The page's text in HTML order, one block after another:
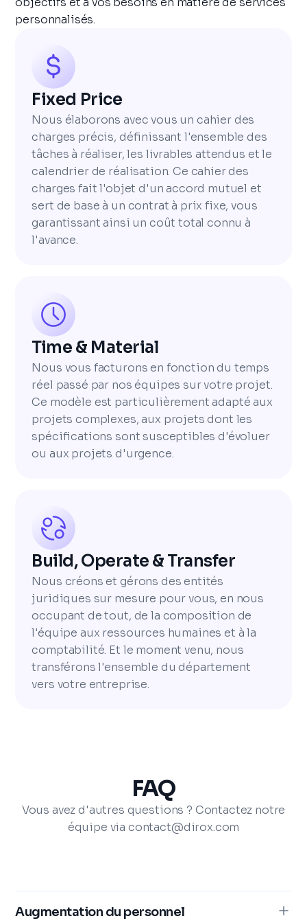
personnalisés.
Fixed Price
Nous élaborons avec vous un cahier des
charges précis, définissant l'ensemble des
tâches à réaliser, les livrables attendus et le
calendrier de réalisation. Ce cahier des
charges fait l'objet d'un accord mutuel et
sert de base à un contrat à prix fixe, vous
garantissant ainsi un coût total connu à
l'avance.
Time & Material
Nous vous facturons en fonction du temps
réel passé par nos équipes sur votre projet.
Ce modèle est particulièrement adapté aux
projets complexes, aux projets dont les
spécifications sont susceptibles d'évoluer
ou aux projets d'urgence.
Build, Operate & Transfer
Nous créons et gérons des entités
juridiques sur mesure pour vous, en nous
occupant de tout, de la composition de
l'équipe aux ressources humaines et à la
comptabilité. Et le moment venu, nous
transférons l'ensemble du département
vers votre entreprise.
FAQ
Vous avez d'autres questions ? Contactez notre
équipe via contact@dirox.com
Augmentation du personnel